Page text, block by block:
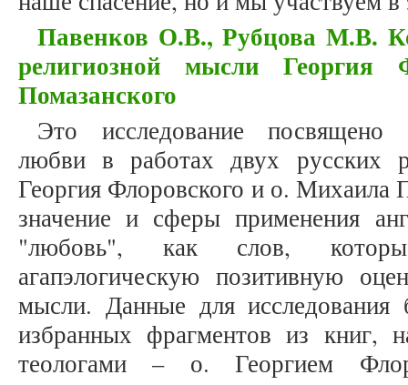
Павенков О.В., Рубцова М.В.
религиозной мысли Георгия
Помазанского
Это исследование посвящено
любви в работах двух русских
Георгия Флоровского и о. Михаила
значение и сферы применения
"любовь", как слов,
агапэлогическую позитивную
мысли. Данные для
избранных фрагментов из книг,
теологами – о. Георгием